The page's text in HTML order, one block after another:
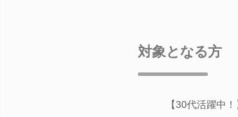
対象となる方
【30代活躍中